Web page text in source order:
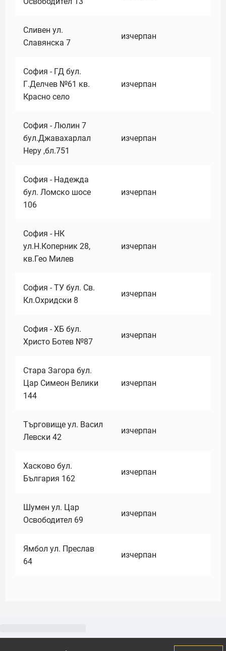
Сливен ул.
Славянска 7
изчерпан
София - ГД бул.
Г.Делчев №61 кв.
Красно село
изчерпан
София - Люлин 7
бул.Джавахарлал
Неру ,бл.751
изчерпан
София - Надежда
бул. Ломско шосе
106
изчерпан
София - НК
ул.Н.Коперник 28,
кв.Гео Милев
изчерпан
София - ТУ бул. Св.
Кл.Охридски 8
изчерпан
София - ХБ бул.
Христо Ботев №87
изчерпан
Стара Загора бул.
Цар Симеон Велики
144
изчерпан
Търговище ул. Васил
Левски 42
изчерпан
Хасково бул.
България 162
изчерпан
Шумен ул. Цар
Освободител 69
изчерпан
Ямбол ул. Преслав
64
изчерпан